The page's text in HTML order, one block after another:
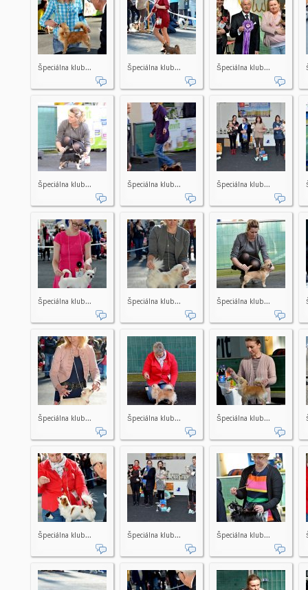
Špeciálna klub... Špeciálna klub... Špeciálna klub...
Špeciálna klub... Špeciálna klub... Špeciálna klub...
Špeciálna klub... Špeciálna klub... Špeciálna klub...
Špeciálna klub... Špeciálna klub... Špeciálna klub...
Špeciálna klub... Špeciálna klub... Špeciálna klub...